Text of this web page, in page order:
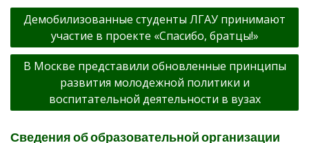
Навигация
по
записям
Демобилизованные студенты ЛГАУ принимают
участие в проекте «Спасибо, братцы!»
В Москве представили обновленные принципы
развития молодежной политики и
воспитательной деятельности в вузах
Сведения об образовательной организации